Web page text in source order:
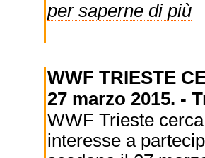
per saperne di più
WWF TRIESTE
27 marzo 2015. -
WWF Trieste
interesse a